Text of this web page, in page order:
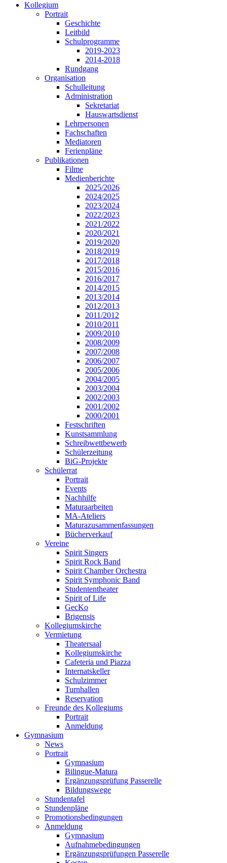
Kollegium
Portrait
Geschichte
Leitbild
Schulprogramme
2019-2023
2014-2018
Rundgang
Organisation
Schulleitung
Administration
Sekretariat
Hauswartsdienst
Lehrpersonen
Fachschaften
Mediatoren
Ferienpläne
Publikationen
Filme
Medienberichte
2025/2026
2024/2025
2023/2024
2022/2023
2021/2022
2020/2021
2019/2020
2018/2019
2017/2018
2015/2016
2016/2017
2014/2015
2013/2014
2012/2013
2011/2012
2010/2011
2009/2010
2008/2009
2007/2008
2006/2007
2005/2006
2004/2005
2003/2004
2002/2003
2001/2002
2000/2001
Festschriften
Kunstsammlung
Schreibwettbewerb
Schülerzeitung
BiG-Projekte
Schülerrat
Portrait
Events
Nachhilfe
Maturaarbeiten
MA-Ateliers
Maturazusammenfassungen
Bücherverkauf
Vereine
Spirit Singers
Spirit Rock Band
Spirit Chamber Orchestra
Spirit Symphonic Band
Studententheater
Spirit of Life
GecKo
Brigensis
Kollegiumskirche
Vermietung
Theatersaal
Kollegiumskirche
Cafeteria und Piazza
Internatskeller
Schulzimmer
Turnhallen
Reservation
Freunde des Kollegiums
Portrait
Anmeldung
Gymnasium
News
Portrait
Gymnasium
Bilingue-Matura
Ergänzungsprüfung Passerelle
Bildungswege
Stundentafel
Stundenpläne
Promotionsbedingungen
Anmeldung
Gymnasium
Aufnahmebedingungen
Ergänzungsprüfungen Passerelle